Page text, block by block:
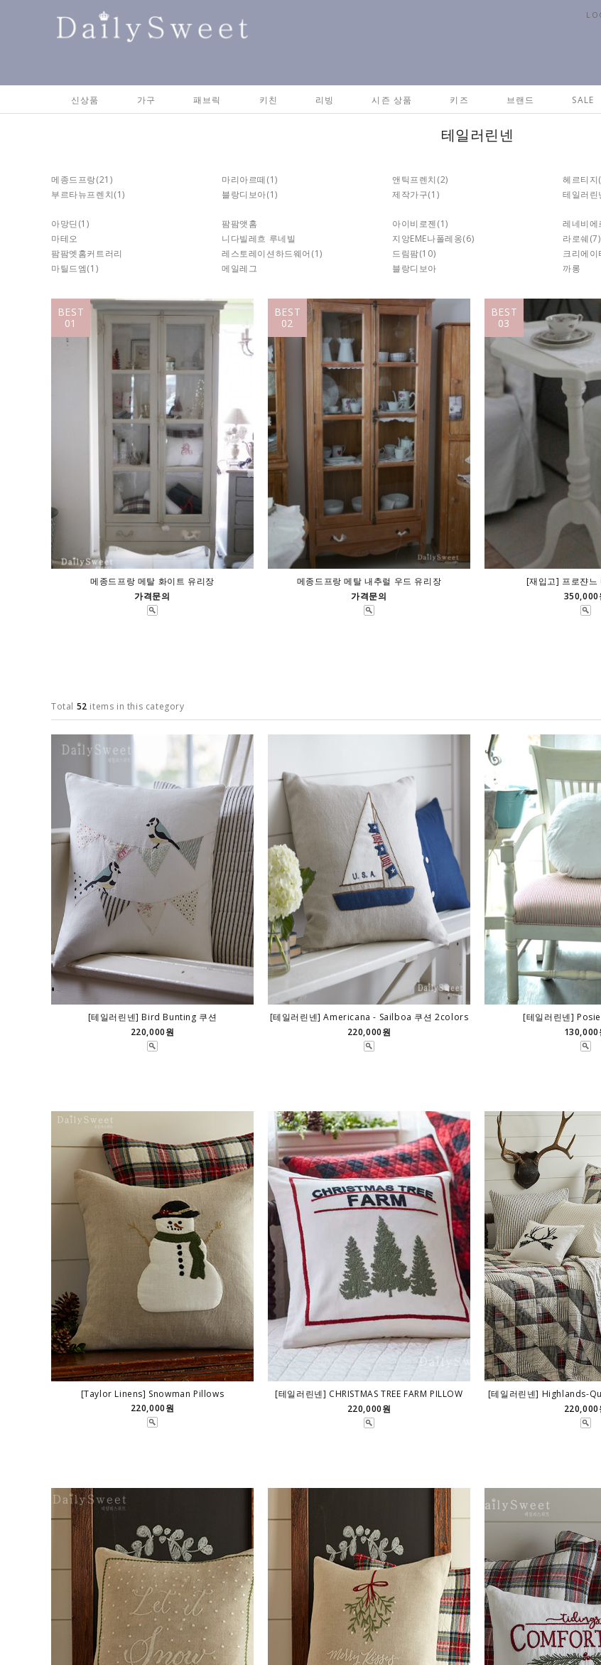
신상품 가구 패브릭 키친 리빙 시즌 상품 키즈 브랜드 SALE
테일러린넨
메종드프랑(21) 마리아르떼(1) 앤틱프렌치 (2) 헤르티지
부르타뉴프렌치(1) 블랑디보아(1) 제작가구(1) 테일러린
아망딘 (1) 팜팜앳홈 아이비로젠(1) 레네비에
마테오
니다빌레흐 루네빌 지앙EME나폴레옹(6) 라로쉐(7)
팜팜엣홈커트러리
레스토레이션하드웨어 (1) 드림팜(10) 크리에이
마틸드엠(1) 메일레그 블랑디보아 까롱
BEST
01
메종드프랑 메탈 화이트 유리장
가격문의
BEST
02
메종드프랑 메탈 내추럴 우드 유리장
가격문의
BEST
03
[재입고] 프로쟌느
350,000
Total 52 items in this category
[테일러린넨] Bird Bunting 쿠션
220,000원
[테일러린넨] Americana - Sailboa 쿠션 2colors
220,000원
[테일러린넨]
130,000
[Taylor Linens] Snowman Pillows
220,000원
[테일러린넨] CHRISTMAS TREE FARM PILLOW
220,000원
[테일러린넨] Highlands-
220,000